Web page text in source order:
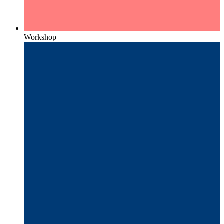
Workshop